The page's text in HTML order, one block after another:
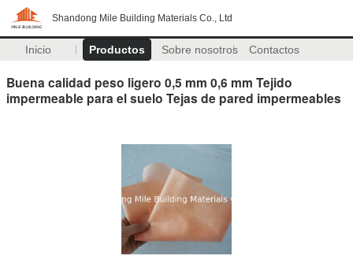
Shandong Mile Building Materials Co., Ltd
Inicio Productos Sobre nosotros Contactos
Buena calidad peso ligero 0,5 mm 0,6 mm Tejido
impermeable para el suelo Tejas de pared impermeables